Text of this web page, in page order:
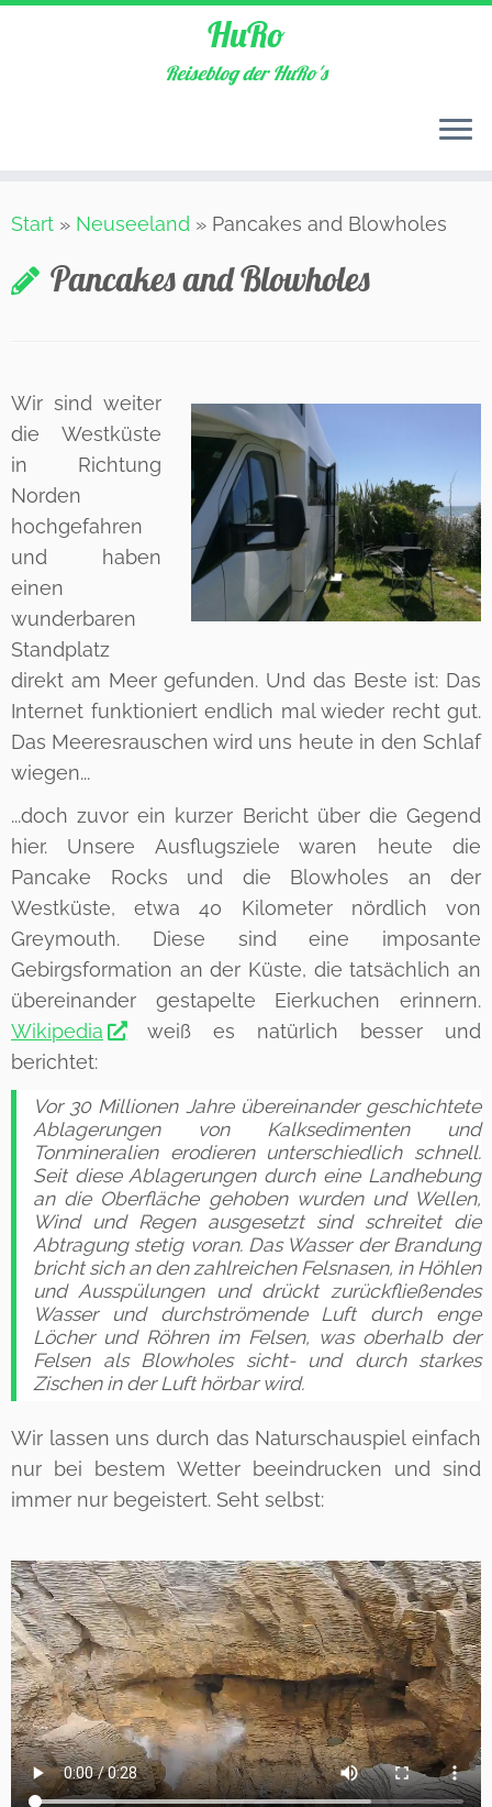
Inhalt
HuRo
Reiseblog der HuRo's
Start » Neuseeland » Pancakes and Blowholes
Pancakes and Blowholes
Wir sind weiter
die Westküste
in Richtung
Norden
hochgefahren
und haben
einen
wunderbaren
Standplatz
direkt am Meer gefunden. Und das Beste ist: Das
Internet funktioniert endlich mal wieder recht gut.
Das Meeresrauschen wird uns heute in den Schlaf
wiegen...
...doch zuvor ein kurzer Bericht über die Gegend
hier. Unsere Ausflugsziele waren heute die
Pancake Rocks und die Blowholes an der
Westküste, etwa 40 Kilometer nördlich von
Greymouth. Diese sind eine imposante
Gebirgsformation an der Küste, die tatsächlich an
übereinander gestapelte Eierkuchen erinnern.
Wikipedia
weiß es natürlich besser und
berichtet:
Vor 30 Millionen Jahre übereinander geschichtete
Ablagerungen von Kalksedimenten und
Tonmineralien erodieren unterschiedlich schnell.
Seit diese Ablagerungen durch eine Landhebung
an die Oberfläche gehoben wurden und Wellen,
Wind und Regen ausgesetzt sind schreitet die
Abtragung stetig voran. Das Wasser der Brandung
bricht sich an den zahlreichen Felsnasen, in Höhlen
und Ausspülungen und drückt zurückfließendes
Wasser und durchströmende Luft durch enge
Löcher und Röhren im Felsen, was oberhalb der
Felsen als Blowholes sicht- und durch starkes
Zischen in der Luft hörbar wird.
Wir lassen uns durch das Naturschauspiel einfach
nur bei bestem Wetter beeindrucken und sind
immer nur begeistert. Seht selbst: